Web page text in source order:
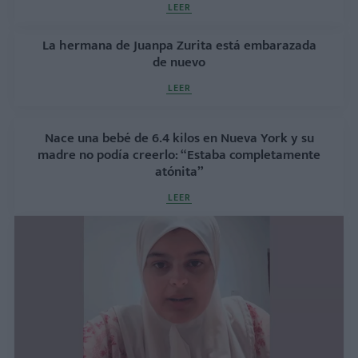
LEER
La hermana de Juanpa Zurita está embarazada
de nuevo
LEER
Nace una bebé de 6.4 kilos en Nueva York y su
madre no podía creerlo: “Estaba completamente
atónita”
LEER